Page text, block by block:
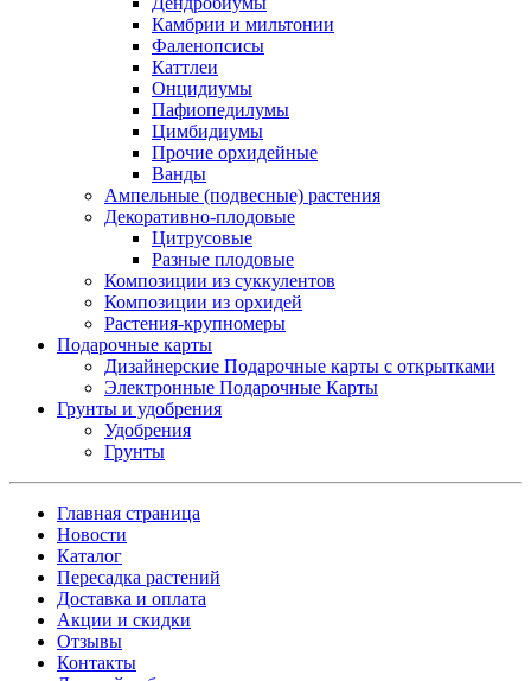
Камбрии и мильтонии
Фаленопсисы
Каттлеи
Онцидиумы
Пафиопедилумы
Цимбидиумы
Прочие орхидейные
Ванды
Ампельные (подвесные) растения
Декоративно-плодовые
Цитрусовые
Разные плодовые
Композиции из суккулентов
Композиции из орхидей
Растения-крупномеры
Подарочные карты
Дизайнерские Подарочные карты с открытками
Электронные Подарочные Карты
Грунты и удобрения
Удобрения
Грунты
Главная страница
Новости
Каталог
Пересадка растений
Доставка и оплата
Акции и скидки
Отзывы
Контакты